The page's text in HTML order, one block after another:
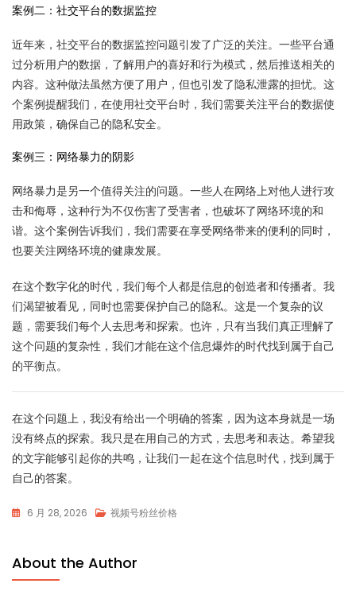
案例二：社交平台的数据监控
近年来，社交平台的数据监控问题引发了广泛的关注。一些平台通
过分析用户的数据，了解用户的喜好和行为模式，然后推送相关的
内容。这种做法虽然方便了用户，但也引发了隐私泄露的担忧。这
个案例提醒我们，在使用社交平台时，我们需要关注平台的数据使
用政策，确保自己的隐私安全。
案例三：网络暴力的阴影
网络暴力是另一个值得关注的问题。一些人在网络上对他人进行攻
击和侮辱，这种行为不仅伤害了受害者，也破坏了网络环境的和
谐。这个案例告诉我们，我们需要在享受网络带来的便利的同时，
也要关注网络环境的健康发展。
在这个数字化的时代，我们每个人都是信息的创造者和传播者。我
们渴望被看见，同时也需要保护自己的隐私。这是一个复杂的议
题，需要我们每个人去思考和探索。也许，只有当我们真正理解了
这个问题的复杂性，我们才能在这个信息爆炸的时代找到属于自己
的平衡点。
在这个问题上，我没有给出一个明确的答案，因为这本身就是一场
没有终点的探索。我只是在用自己的方式，去思考和表达。希望我
的文字能够引起你的共鸣，让我们一起在这个信息时代，找到属于
自己的答案。
6 月 28, 2026 视频号粉丝价格
About the Author